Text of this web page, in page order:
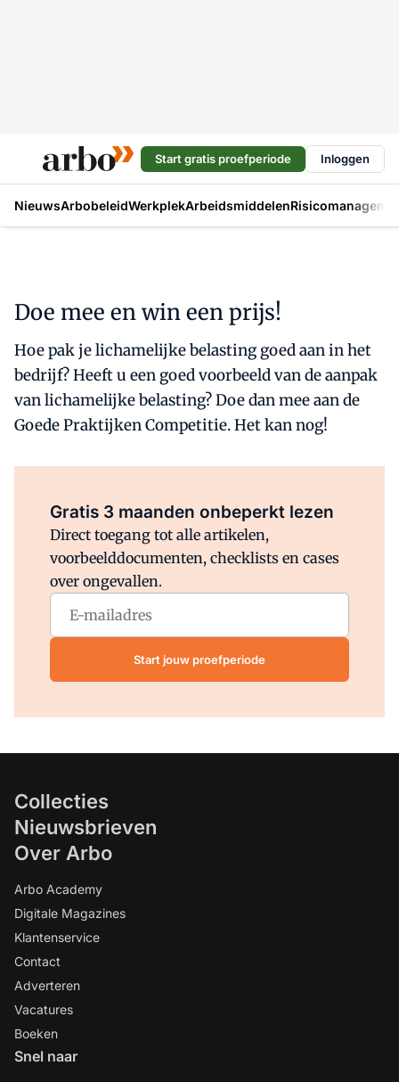
Start gratis proefperiode Inloggen
NieuwsArbobeleidWerkplekArbeidsmiddelen
Doe mee en win een prijs!
Hoe pak je lichamelijke belasting goed aan in het
bedrijf? Heeft u een goed voorbeeld van de aanpak
van lichamelijke belasting? Doe dan mee aan de
Goede Praktijken Competitie. Het kan nog!
Gratis 3 maanden onbeperkt lezen
Direct toegang tot alle artikelen,
voorbeelddocumenten, checklists en cases
over ongevallen.
Start jouw proefperiode
Collecties
Nieuwsbrieven
Over Arbo
Arbo Academy
Digitale Magazines
Klantenservice
Contact
Adverteren
Vacatures
Boeken
Snel naar